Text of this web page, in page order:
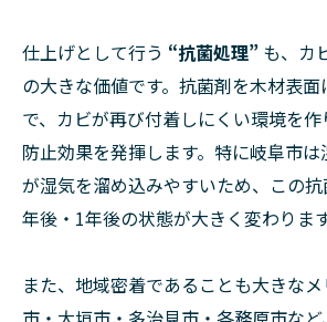
仕上げとして行う “抗菌処理” も、カ
の大きな価値です。抗菌剤を木材表面
で、カビが再び付着しにくい環境を
防止効果を発揮します。特に岐阜市
が湿気を溜め込みやすいため、この
年後・1年後の状態が大きく変わります
また、地域密着であることも大きな